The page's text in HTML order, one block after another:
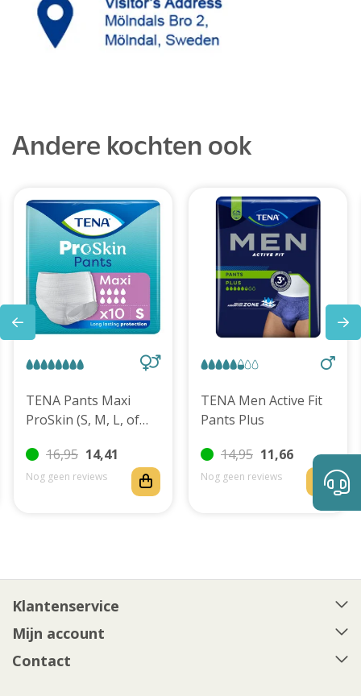
Andere kochten ook
TENA Pants Maxi
ProSkin (S, M, L, of
16,95 14,41
Nog geen reviews
TENA Men Active Fit
Pants Plus
14,95 11,66
Nog geen reviews
Klantenservice
Mijn account
Contact